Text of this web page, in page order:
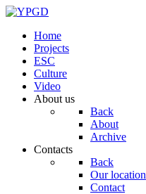
Home
Projects
ESC
Culture
Video
About us
Back
About
Archive
Contacts
Back
Our location
Contact